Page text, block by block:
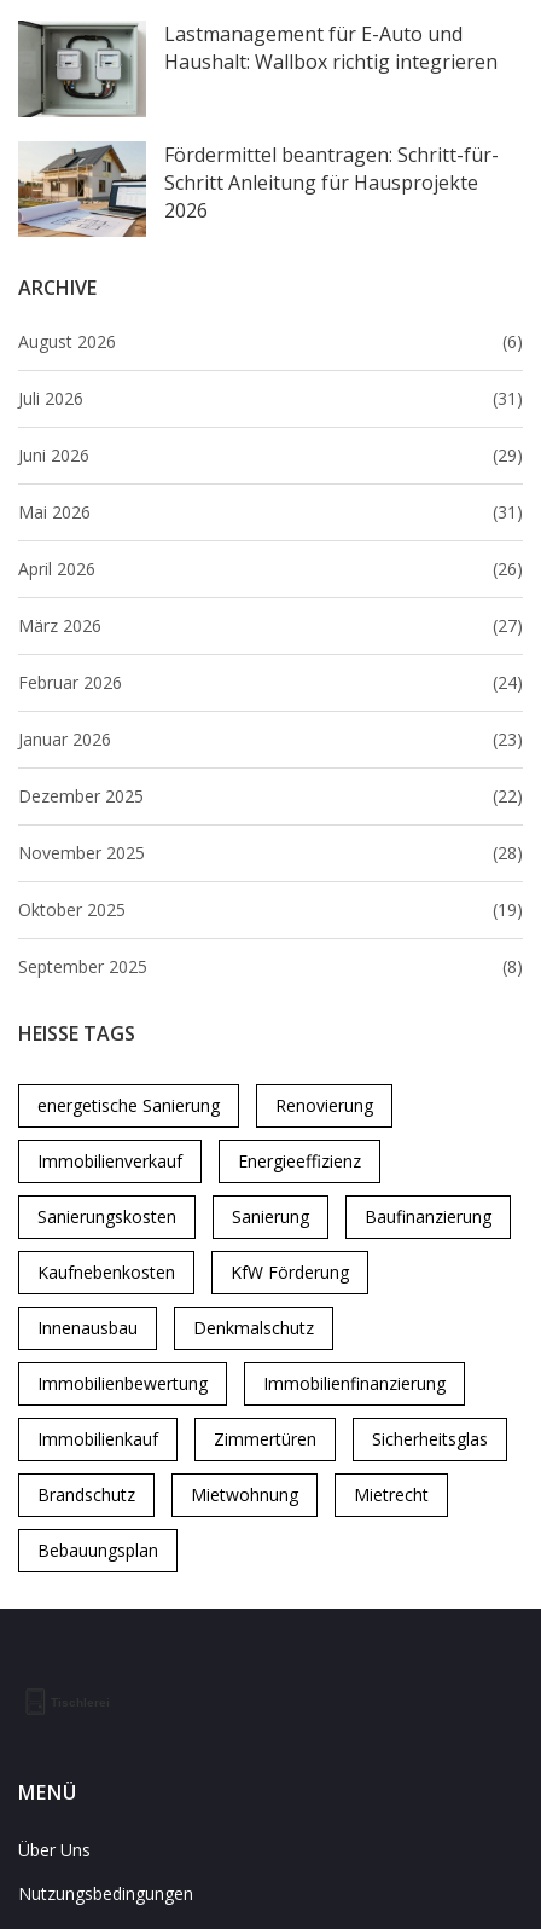
Lastmanagement für E-Auto und
Haushalt: Wallbox richtig integrieren
Fördermittel beantragen: Schritt-für-
Schritt Anleitung für Hausprojekte
2026
ARCHIVE
August 2026 (6)
Juli 2026 (31)
Juni 2026 (29)
Mai 2026 (31)
April 2026 (26)
März 2026 (27)
Februar 2026 (24)
Januar 2026 (23)
Dezember 2025 (22)
November 2025 (28)
Oktober 2025 (19)
September 2025 (8)
HEISSE TAGS
energetische Sanierung Renovierung
Immobilienverkauf Energieeffizienz
Sanierungskosten Sanierung Baufinanzierung
Kaufnebenkosten KfW Förderung
Innenausbau Denkmalschutz
Immobilienbewertung Immobilienfinanzierung
Immobilienkauf Zimmertüren Sicherheitsglas
Brandschutz Mietwohnung Mietrecht
Bebauungsplan
MENÜ
Über Uns
Nutzungsbedingungen